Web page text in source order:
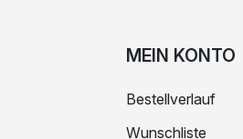
MEIN KONTO
Bestellverlauf
Wunschliste